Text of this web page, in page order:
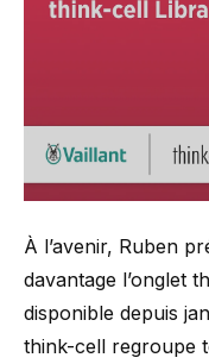
À l’avenir, Ruben
davantage l’onglet
disponible depuis
think-cell regroupe